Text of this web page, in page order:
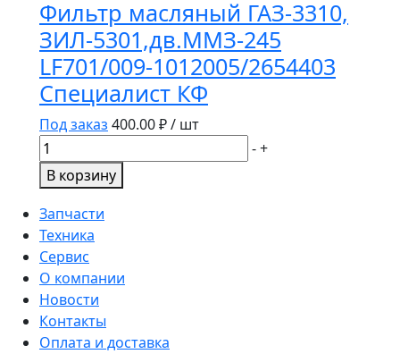
AF27866
Фильтр масляный ГАЗ-3310,
ЗИЛ-5301,дв.ММЗ-245
LF701/009-1012005/2654403
Специалист КФ
Под заказ 400.00₽ / шт
Количество
товара
Фильтр
масляный
ГАЗ-3310,
ЗИЛ-5301,дв.ММЗ-245
LF701/009-
1012005/2654403
Специалист
КФ
-+
В корзину
Запчасти
Техника
Сервис
О компании
Новости
Контакты
Оплата и доставка